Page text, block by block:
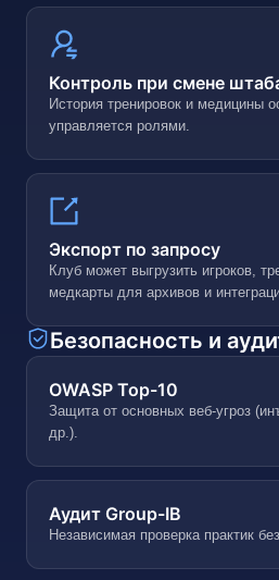
Контроль при смене
История тренировок и медицины
управляется ролями.
Экспорт по запросу
Клуб может выгрузить игроков,
медкарты для архивов и
Безопасность и
OWASP Top-10
Защита от основных веб-угроз
др.).
Аудит Group-IB
Независимая проверка практик